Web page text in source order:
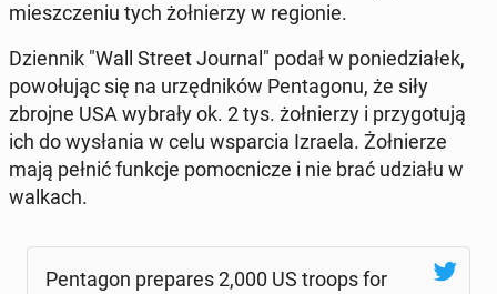
miesz­cze­niu tych żoł­nie­rzy w re­gio­nie.
Dzien­nik "Wall Street Journal" podał w po­nie­dzia­łek,
po­wo­łu­jąc się na urzęd­ni­ków Pen­ta­go­nu, że siły
zbrojne USA wybrały ok. 2 tys. żoł­nie­rzy i przy­go­tu­ją
ich do wy­sła­nia w celu wspar­cia Izraela. Żoł­nie­rze
mają pełnić funkcje po­moc­ni­cze i nie brać udziału w
walkach.
Pen­ta­gon pre­pa­res 2,000 US troops for